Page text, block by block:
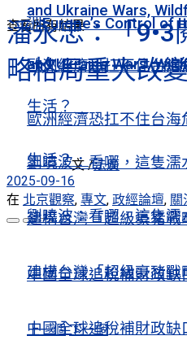
and Ukraine Wars,
歐洲經濟恐扛不住台
生活？
劉曉波：看哪，這隻濡
建構台灣「超級豪豬戰
中國全球追稅補財政
上一個 下一個
洲Europe’s Control of
and Ukraine Wars,
歐洲經濟恐扛不住台
生活？
劉曉波：看哪，這隻濡
建構台灣「超級豪豬戰
中國全球追稅補財政
查看所有結果
潘永忠：「9•3
略格局重大改
文 /法廣
2025-09-16
在 北京觀察, 專文, 政經論壇, 關